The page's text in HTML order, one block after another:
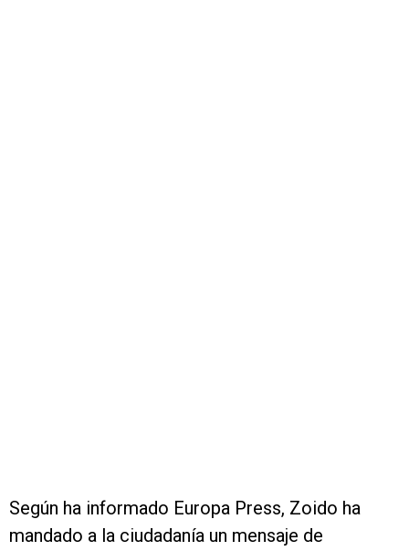
Según ha informado Europa Press, Zoido ha
mandado a la ciudadanía un mensaje de